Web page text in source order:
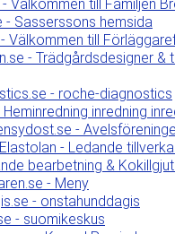
Välkommen till Familjen
- Sasserssons hemsida
Välkommen till
- Trädgårdsdesigner
- roche-diagnostics
inredning
-
- Ledande
bearbetning &
- Meny
- onstahunddagis
- suomikeskus